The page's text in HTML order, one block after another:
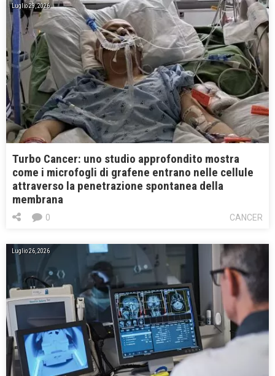
Luglio 29, 2026
Turbo Cancer: uno studio approfondito mostra
come i microfogli di grafene entrano nelle cellule
attraverso la penetrazione spontanea della
membrana
CANCER
0
Luglio 26, 2026